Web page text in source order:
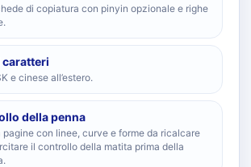
di copiatura con pinyin opzionale e righe
caratteri
e cinese all’estero.
della penna
pagine con linee, curve e forme da ricalcare
il controllo della matita prima della